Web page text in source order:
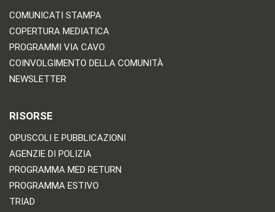
COMUNICATI STAMPA
COPERTURA MEDIATICA
PROGRAMMI VIA CAVO
COINVOLGIMENTO DELLA COMUNITÀ
NEWSLETTER
RISORSE
OPUSCOLI E PUBBLICAZIONI
AGENZIE DI POLIZIA
PROGRAMMA MED RETURN
PROGRAMMA ESTIVO
TRIAD